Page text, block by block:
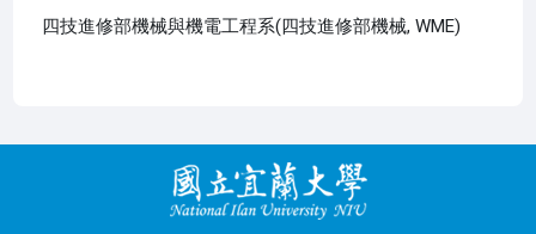
四技進修部機械與機電工程系(四技進修部機械, WME)